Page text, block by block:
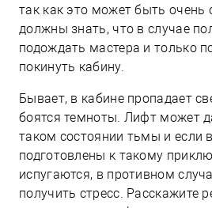
так как это может быть очень
должны знать, что в случае
подождать мастера и только
покинуть кабину.
Бывает, в кабине пропадает
боятся темноты. Лифт может
таком состоянии тьмы и если
подготовлены к такому
испугаются, в противном
получить стресс. Расскажите